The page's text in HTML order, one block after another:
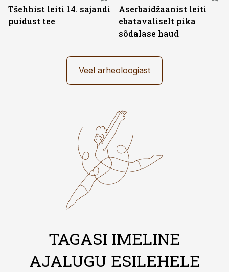
Tšehhist leiti 14. sajandi
puidust tee
Aserbaidžaanist leiti
ebatavaliselt pika
sõdalase haud
Veel arheoloogiast
TAGASI IMELINE
AJALUGU ESILEHELE